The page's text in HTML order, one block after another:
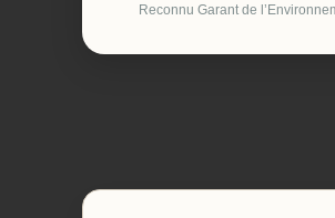
Reconnu Garant de